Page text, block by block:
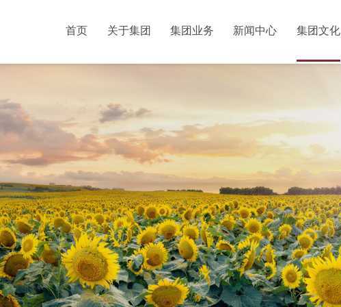
首页 关于集团 集团业务 新闻中心 集团文化